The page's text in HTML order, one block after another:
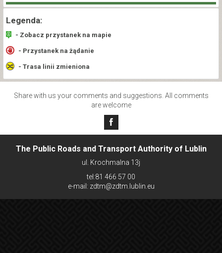
Legenda:
- Zobacz przystanek na mapie
- Przystanek na żądanie
- Trasa linii zmieniona
Share with us your comments and suggestions. All comments
are welcome
The Public Roads and Transport Authority of Lublin
ul. Krochmalna 13j
tel:81 466 57 00
e-mail: zdtm@zdtm.lublin.eu